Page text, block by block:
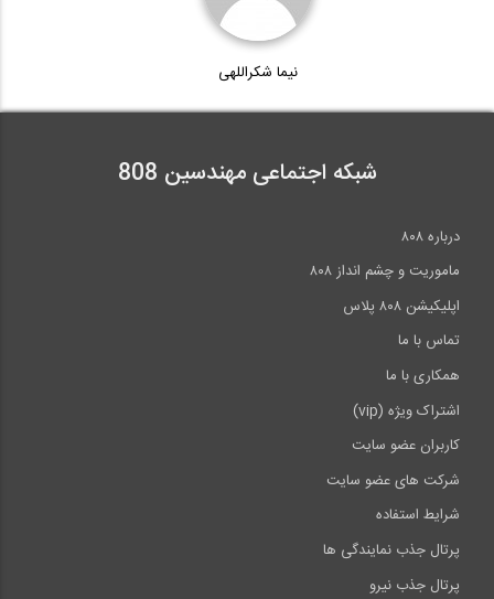
نیما شکراللهی
شبکه اجتماعی مهندسین 808
درباره ۸۰۸
ماموریت و چشم انداز ۸۰۸
اپلیکیشن ۸۰۸ پلاس
تماس با ما
همکاری با ما
اشتراک ویژه (vip)
کاربران عضو سایت
شرکت های عضو سایت
شرایط استفاده
پرتال جذب نمایندگی ها
پرتال جذب نیرو